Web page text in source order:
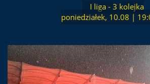
I liga - 3 kolejka
poniedziałek, 10.08 |